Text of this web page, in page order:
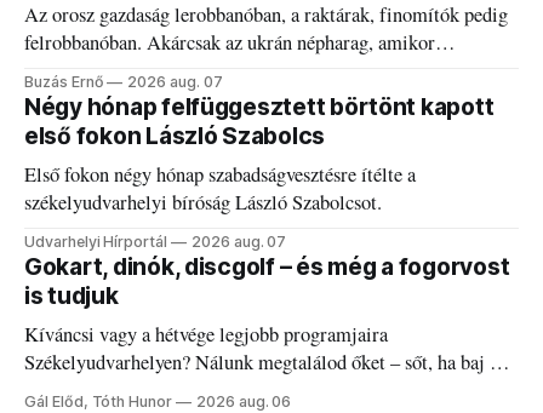
Az orosz gazdaság lerobbanóban, a raktárak, finomítók pedig
felrobbanóban. Akárcsak az ukrán népharag, amikor
elégedetlen vezetőivel.
Buzás Ernő 2026 aug. 07
Négy hónap felfüggesztett börtönt kapott
első fokon László Szabolcs
Első fokon négy hónap szabadságvesztésre ítélte a
székelyudvarhelyi bíróság László Szabolcsot.
Udvarhelyi Hírportál 2026 aug. 07
Gokart, dinók, discgolf – és még a fogorvost
is tudjuk
Kíváncsi vagy a hétvége legjobb programjaira
Székelyudvarhelyen? Nálunk megtalálod őket – sőt, ha baj van
a fogaddal, a fogorvosi ügyeletet is!
Gál Előd, Tóth Hunor 2026 aug. 06